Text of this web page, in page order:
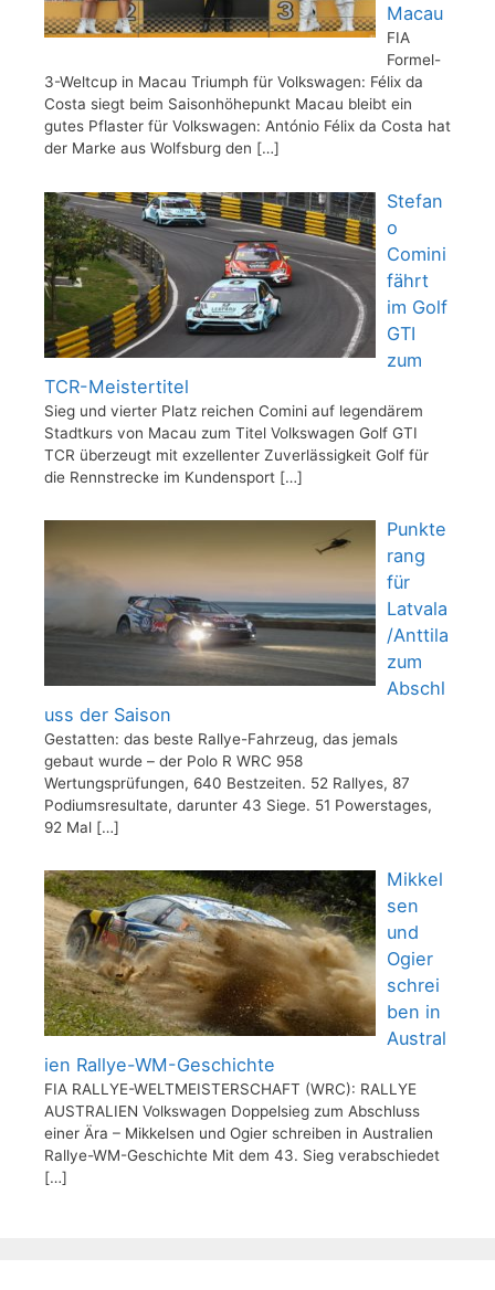
Macau
FIA
Formel-
3-Weltcup in Macau Triumph für Volkswagen: Félix da
Costa siegt beim Saisonhöhepunkt Macau bleibt ein
gutes Pflaster für Volkswagen: António Félix da Costa hat
der Marke aus Wolfsburg den […]
Stefan
o
Comini
fährt
im Golf
GTI
zum
TCR-Meistertitel
Sieg und vierter Platz reichen Comini auf legendärem
Stadtkurs von Macau zum Titel Volkswagen Golf GTI
TCR überzeugt mit exzellenter Zuverlässigkeit Golf für
die Rennstrecke im Kundensport […]
Punkte
rang
für
Latvala
/Anttila
zum
Abschl
uss der Saison
Gestatten: das beste Rallye-Fahrzeug, das jemals
gebaut wurde – der Polo R WRC 958
Wertungsprüfungen, 640 Bestzeiten. 52 Rallyes, 87
Podiumsresultate, darunter 43 Siege. 51 Powerstages,
92 Mal […]
Mikkel
sen
und
Ogier
schrei
ben in
Austral
ien Rallye-WM-Geschichte
FIA RALLYE-WELTMEISTERSCHAFT (WRC): RALLYE
AUSTRALIEN Volkswagen Doppelsieg zum Abschluss
einer Ära – Mikkelsen und Ogier schreiben in Australien
Rallye-WM-Geschichte Mit dem 43. Sieg verabschiedet
[…]